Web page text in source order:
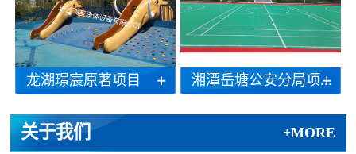
龙湖璟宸原著项目 湘潭岳塘公安分局项...
关于我们 +MORE